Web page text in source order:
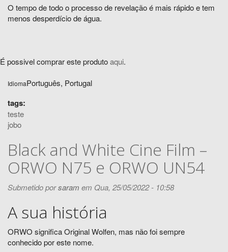
O tempo de todo o processo de revelação é mais rápido e tem
menos desperdício de água.
É possivel comprar este produtoaqui.
IdiomaPortuguês, Portugal
tags:
teste
jobo
Black and White Cine Film –
ORWO N75 e ORWO UN54
Submetido porsaram em Qua, 25/05/2022 - 10:58
A sua história
ORWO significa Original Wolfen, mas não foi sempre
conhecido por este nome.